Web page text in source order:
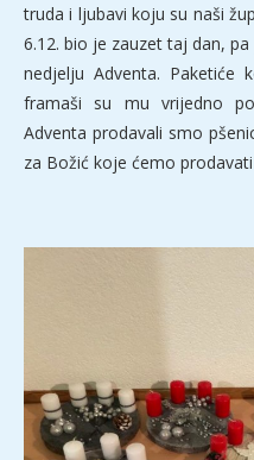
truda i ljubavi koju su naši
6.12. bio je zauzet taj dan,
nedjelju Adventa. Paketiće
framaši su mu vrijedno
Adventa prodavali smo
za Božić koje ćemo